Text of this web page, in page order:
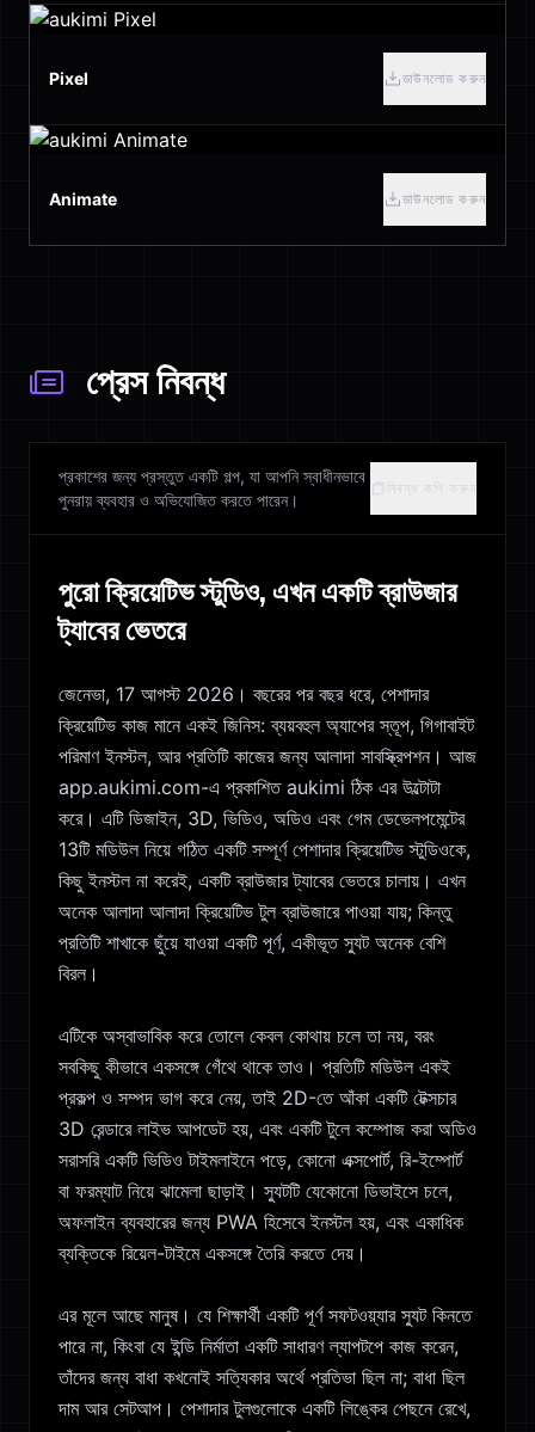
Pixel ডাউনলোড করুন
Animate ডাউনলোড করুন
প্রেস নিবন্ধ
প্রকাশের জন্য প্রস্তুত একটি গল্প, যা আপনি স্বাধীনভাবে
পুনরায় ব্যবহার ও অভিযোজিত করতে পারেন।
নিবন্ধ কপি করুন
পুরো ক্রিয়েটিভ স্টুডিও, এখন একটি ব্রাউজার
ট্যাবের ভেতরে
জেনেভা, 17 আগস্ট 2026। বছরের পর বছর ধরে, পেশাদার
ক্রিয়েটিভ কাজ মানে একই জিনিস: ব্যয়বহুল অ্যাপের স্তূপ, গিগাবাইট
পরিমাণ ইনস্টল, আর প্রতিটি কাজের জন্য আলাদা সাবস্ক্রিপশন। আজ
app.aukimi.com-এ প্রকাশিত aukimi ঠিক এর উল্টোটা
করে। এটি ডিজাইন, 3D, ভিডিও, অডিও এবং গেম ডেভেলপমেন্টের
13টি মডিউল নিয়ে গঠিত একটি সম্পূর্ণ পেশাদার ক্রিয়েটিভ স্টুডিওকে,
কিছু ইনস্টল না করেই, একটি ব্রাউজার ট্যাবের ভেতরে চালায়। এখন
অনেক আলাদা আলাদা ক্রিয়েটিভ টুল ব্রাউজারে পাওয়া যায়; কিন্তু
প্রতিটি শাখাকে ছুঁয়ে যাওয়া একটি পূর্ণ, একীভূত স্যুট অনেক বেশি
বিরল।
এটিকে অস্বাভাবিক করে তোলে কেবল কোথায় চলে তা নয়, বরং
সবকিছু কীভাবে একসঙ্গে গেঁথে থাকে তাও। প্রতিটি মডিউল একই
প্রকল্প ও সম্পদ ভাগ করে নেয়, তাই 2D-তে আঁকা একটি টেক্সচার
3D রেন্ডারে লাইভ আপডেট হয়, এবং একটি টুলে কম্পোজ করা অডিও
সরাসরি একটি ভিডিও টাইমলাইনে পড়ে, কোনো এক্সপোর্ট, রি-ইম্পোর্ট
বা ফরম্যাট নিয়ে ঝামেলা ছাড়াই। স্যুটটি যেকোনো ডিভাইসে চলে,
অফলাইন ব্যবহারের জন্য PWA হিসেবে ইনস্টল হয়, এবং একাধিক
ব্যক্তিকে রিয়েল-টাইমে একসঙ্গে তৈরি করতে দেয়।
এর মূলে আছে মানুষ। যে শিক্ষার্থী একটি পূর্ণ সফটওয়্যার স্যুট কিনতে
পারে না, কিংবা যে ইন্ডি নির্মাতা একটি সাধারণ ল্যাপটপে কাজ করেন,
তাঁদের জন্য বাধা কখনোই সত্যিকার অর্থে প্রতিভা ছিল না; বাধা ছিল
দাম আর সেটআপ। পেশাদার টুলগুলোকে একটি লিঙ্কের পেছনে রেখে,